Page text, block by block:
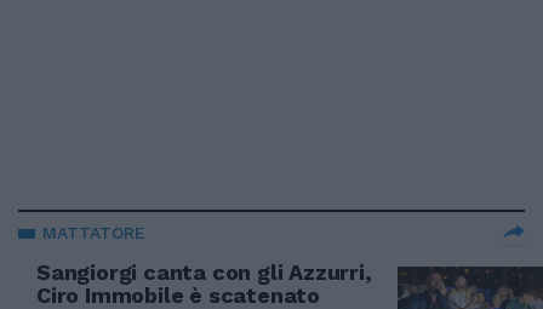
MATTATORE
Sangiorgi canta con gli Azzurri,
Ciro Immobile è scatenato